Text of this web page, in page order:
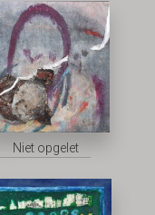
Niet opgelet